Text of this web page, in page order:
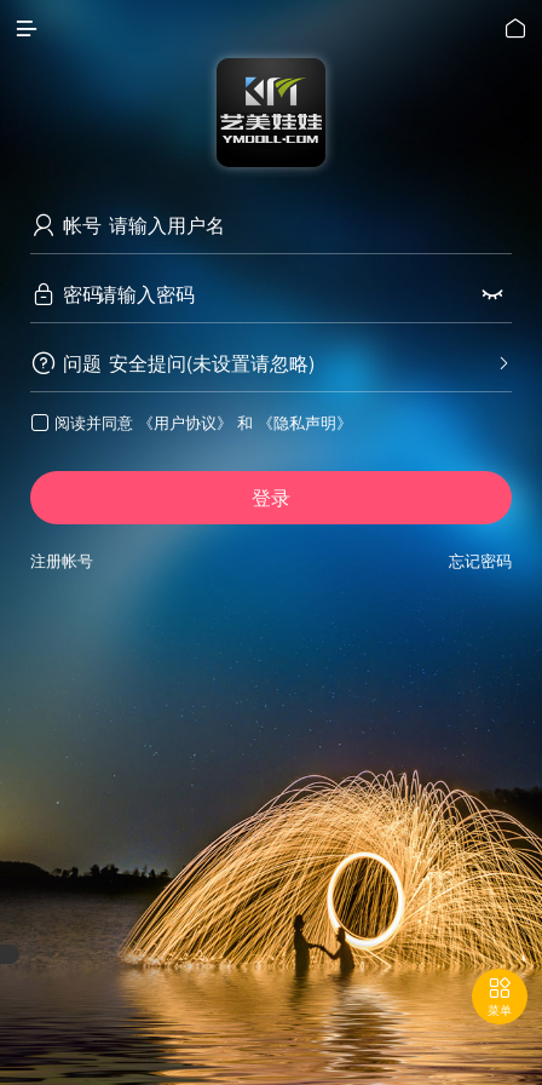
 
 帐号
 密码 
 问题 
安全提问(未设置请忽略)
 阅读并同意 《用户协议》 和 《隐私声明》
登录
忘记密码
注册帐号

菜单